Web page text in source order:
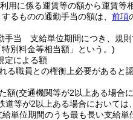
用に係る運賃等の額から運賃等
るものの通勤手当の額は、 前項
手当 支給単位期間につき、規
別料金等相当額」という。)
定による額
る職員との権衡上必要があると
額(交通機関等が2以上ある場合
道等が2以上ある場合においては
単位期間のうち最も長い支給